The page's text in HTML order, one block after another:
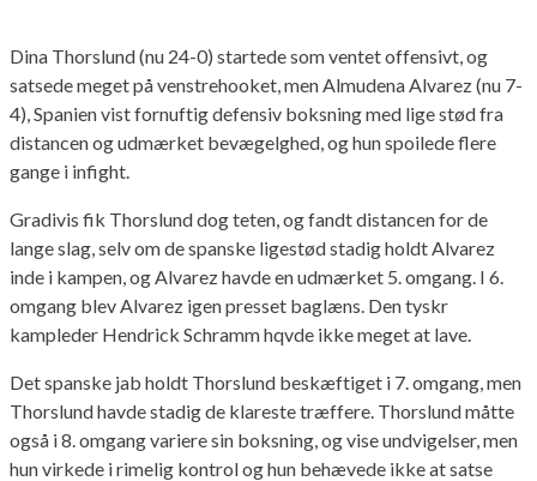
Dina Thorslund (nu 24-0) startede som ventet offensivt, og
satsede meget på venstrehooket, men Almudena Alvarez (nu 7-
4), Spanien vist fornuftig defensiv boksning med lige stød fra
distancen og udmærket bevægelghed, og hun spoilede flere
gange i infight.
Gradivis fik Thorslund dog teten, og fandt distancen for de
lange slag, selv om de spanske ligestød stadig holdt Alvarez
inde i kampen, og Alvarez havde en udmærket 5. omgang. I 6.
omgang blev Alvarez igen presset baglæns. Den tyskr
kampleder Hendrick Schramm hqvde ikke meget at lave.
Det spanske jab holdt Thorslund beskæftiget i 7. omgang, men
Thorslund havde stadig de klareste træffere. Thorslund måtte
også i 8. omgang variere sin boksning, og vise undvigelser, men
hun virkede i rimelig kontrol og hun behævede ikke at satse